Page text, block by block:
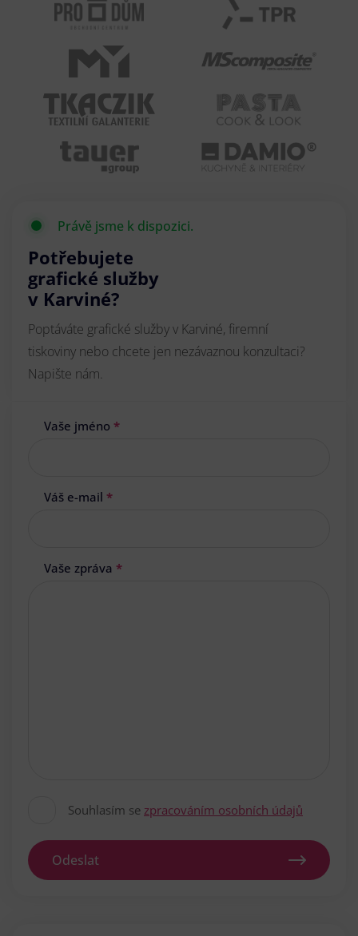
Právě jsme k dispozici.
Potřebujete
grafické služby
v Karviné?
Poptáváte grafické služby v Karviné, firemní
tiskoviny nebo chcete jen nezávaznou konzultaci?
Napište nám.
Vaše jméno *
Váš e-mail *
Vaše zpráva *
Souhlasím se zpracováním osobních údajů
Odeslat